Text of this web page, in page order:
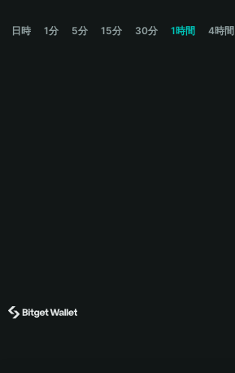
日時 1分 5分 15分 30分 1時間 4時間